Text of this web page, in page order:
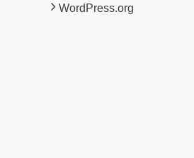
WordPress.org